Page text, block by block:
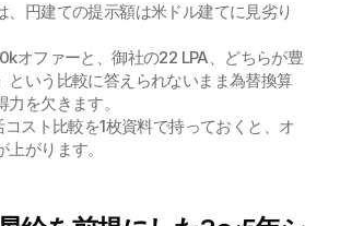
、円建ての提示額は米ドル建てに見劣り
オファーと、御社の22 LPA、どちらが豊
という比較に答えられないまま為替換算
を欠きます。
コスト比較を1枚資料で持っておくと、オ
がります。